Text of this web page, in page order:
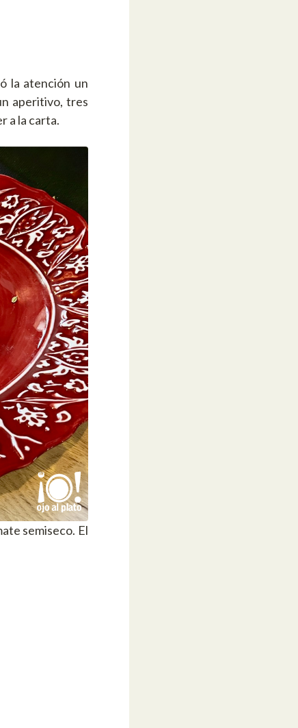
la atención un
aperitivo, tres
a la carta.
semiseco. El